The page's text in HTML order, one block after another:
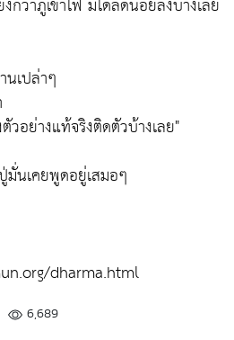
นเปล่าๆ
อย่างแท้จริงติดตัวบ้างเลย"
นเคยพูดอยู่เสมอๆ
dharma.html
6,689